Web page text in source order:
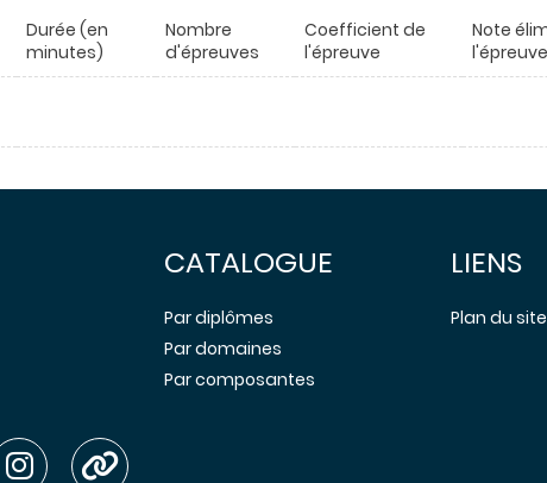
Durée (en
minutes)
Nombre
d'épreuves
Coefficient de
l'épreuve
Note
l'épreuve
CATALOGUE
Par diplômes
Par domaines
Par composantes
LIENS
Plan du site